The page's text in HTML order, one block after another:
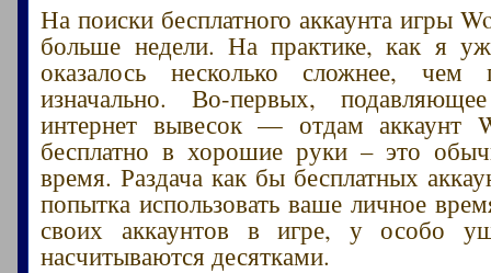
На поиски бесплатного аккаунта игры
больше недели. На практике, как я
оказалось несколько сложнее, чем
изначально. Во-первых,
интернет вывесок — отдам аккаунт
бесплатно в хорошие руки – это
время. Раздача как бы бесплатных
попытка использовать ваше личное
своих аккаунтов в игре, у особо
насчитываются десятками.